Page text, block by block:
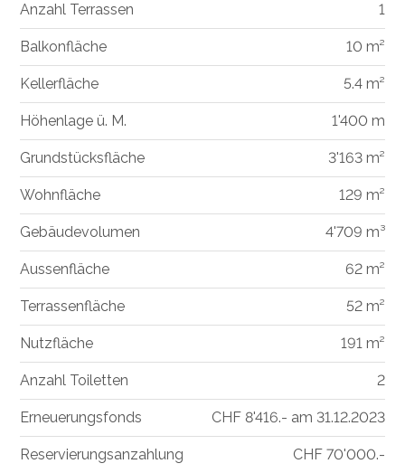
Anzahl Terrassen 1
Balkonfläche 10 m²
Kellerfläche 5.4 m²
Höhenlage ü. M. 1'400 m
Grundstücksfläche 3'163 m²
Wohnfläche 129 m²
Gebäudevolumen 4'709 m³
Aussenfläche 62 m²
Terrassenfläche 52 m²
Nutzfläche 191 m²
Anzahl Toiletten 2
Erneuerungsfonds CHF 8'416.- am 31.12.2023
Reservierungsanzahlung CHF 70'000.-